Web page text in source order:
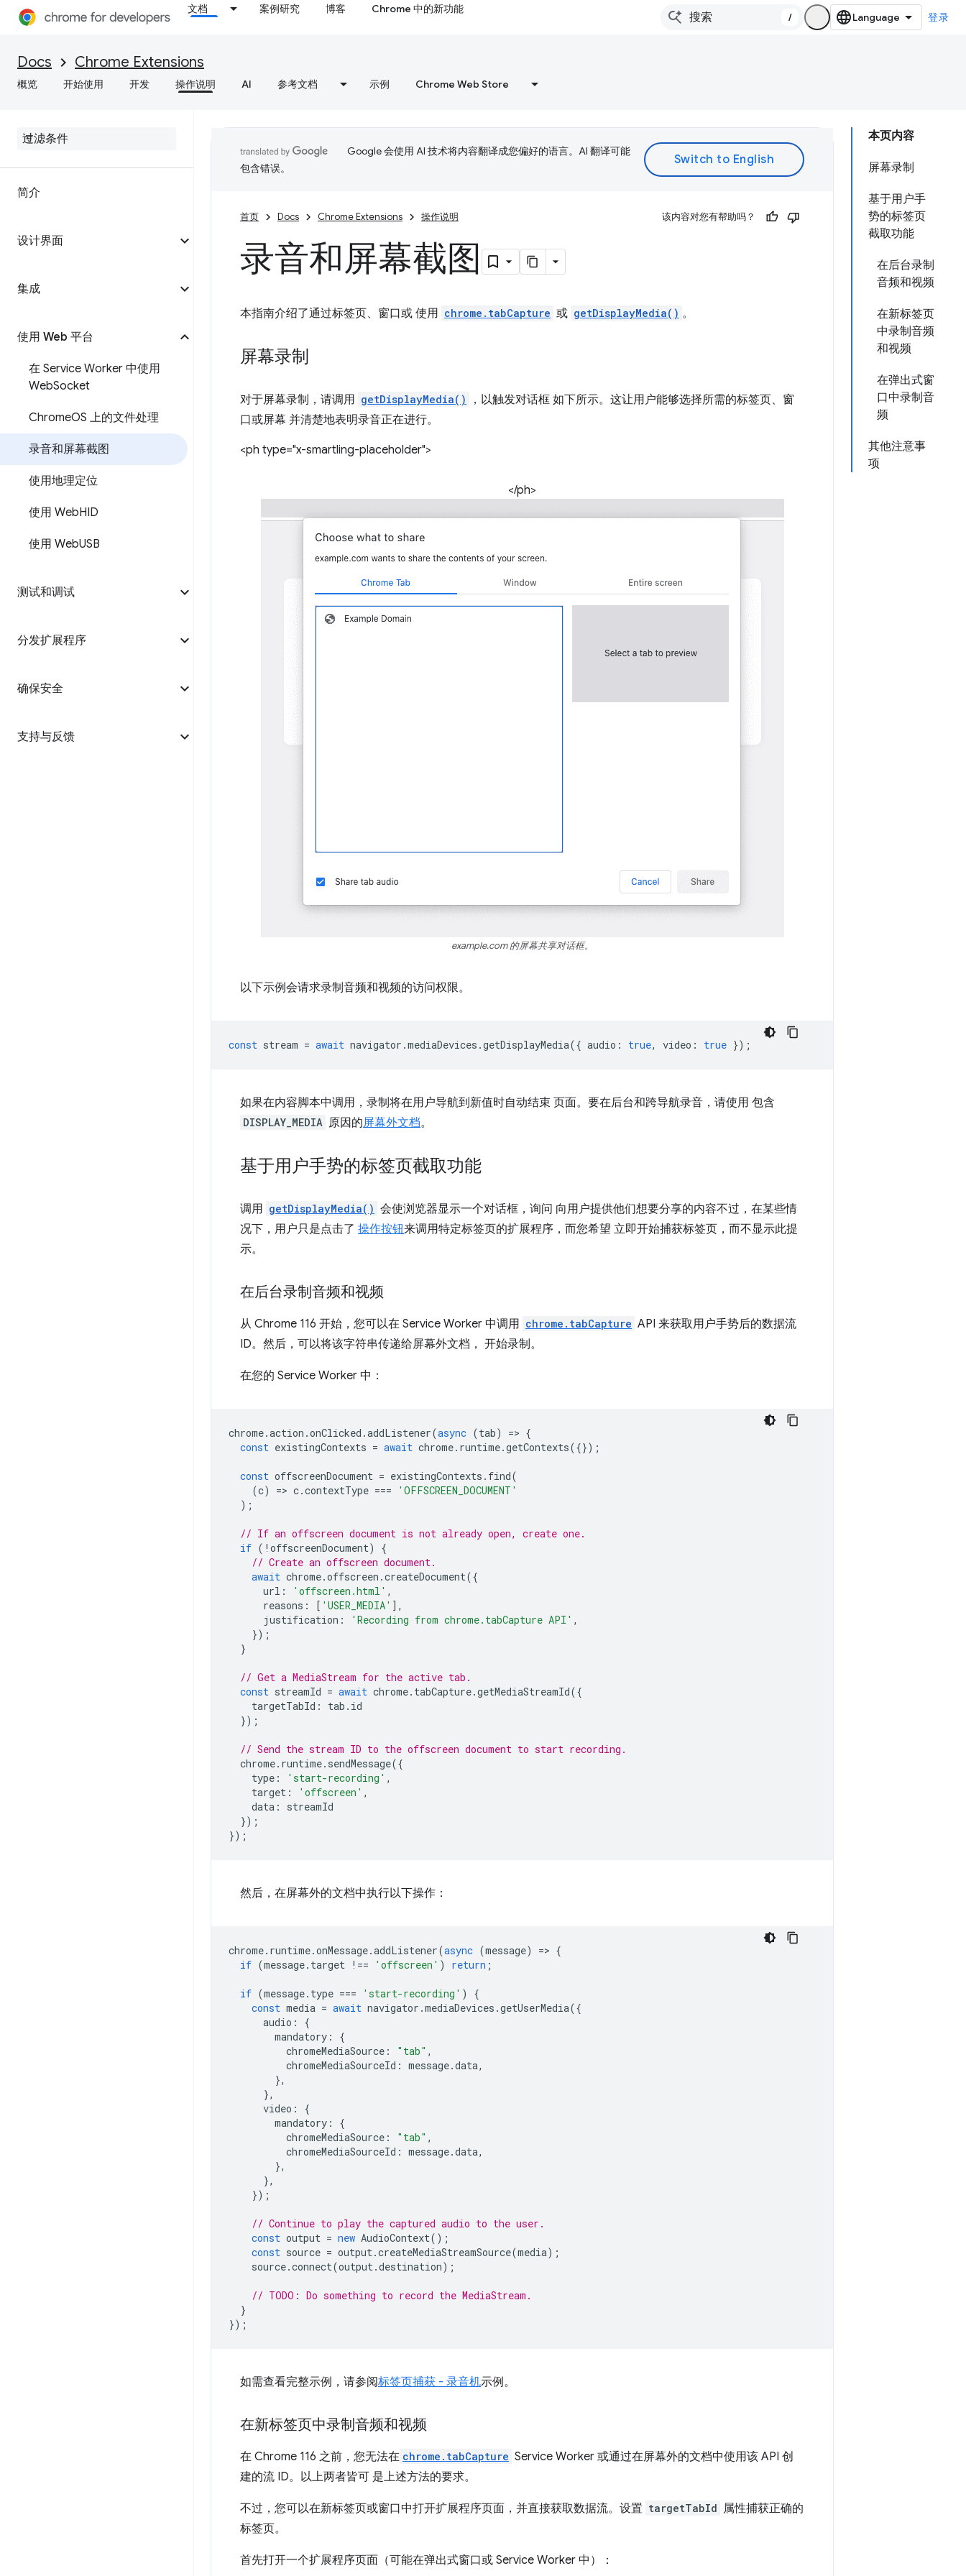
文档 案例研究 博客 Chrome 中的新功能
/ 登录
Docs Chrome Extensions
概览 开始使用 开发 操作说明 AI 参考文档 示例 Chrome Web Store
简介
设计界面
集成
使用 Web 平台
在 Service Worker 中使用
WebSocket
ChromeOS 上的文件处理
录音和屏幕截图
使用地理定位
使用 WebHID
使用 WebUSB
测试和调试
分发扩展程序
确保安全
支持与反馈
本页内容
屏幕录制
基于用户手
势的标签页
截取功能
在后台录制
音频和视频
在新标签页
中录制音频
和视频
在弹出式窗
口中录制音
频
其他注意事
项
Google 会使用 AI 技术将内容翻译成您偏好的语言。AI 翻译可能
包含错误。
首页 Docs Chrome Extensions 操作说明 该内容对您有帮助吗？
录音和屏幕截图
本指南介绍了通过标签页、窗口或 使用 chrome.tabCapture 或 getDisplayMedia() 。
屏幕录制
对于屏幕录制，请调用 getDisplayMedia()
，以触发对话框 如下所示。这让用户能够选择所需的标签页、窗
口或屏幕 并清楚地表明录音正在进行。
<ph type="x-smartling-placeholder">
</ph>
example.com 的屏幕共享对话框。
以下示例会请求录制音频和视频的访问权限。
const stream = await navigator .mediaDevices .getDisplayMedia({ audio : true, video : true });
如果在内容脚本中调用，录制将在用户导航到新值时自动结束 页面。要在后台和跨导航录音，请使用 包含
DISPLAY_MEDIA 原因的屏幕外文档。
基于用户手势的标签页截取功能
调用 getDisplayMedia() 会使浏览器显示一个对话框，询问 向用户提供他们想要分享的内容不过，在某些情
况下，用户只是点击了 操作按钮来调用特定标签页的扩展程序，而您希望 立即开始捕获标签页，而不显示此提
示。
在后台录制音频和视频
从 Chrome 116 开始，您可以在 Service Worker 中调用 chrome.tabCapture API 来获取用户手势后的数据流
ID。然后，可以将该字符串传递给屏幕外文档， 开始录制。
在您的 Service Worker 中：
chrome.action .onClicked .addListener(async (tab) => {
const existingContexts = await chrome. runtime.getContexts({});
const offscreenDocument = existingContexts . find(
(c) => c.contextType ===
'OFFSCREEN_DOCUMENT'
);
// If an offscreen document is not already open, create one.
if ( ! offscreenDocument)
{
// Create an offscreen document.
await chrome.offscreen .createDocument({
url : 'offscreen.html' ,
reasons : [ 'USER_MEDIA' ],
justification : 'Recording from chrome.tabCapture API' ,
});
}
// Get a MediaStream for the active tab.
const streamId = await chrome. tabCapture.getMediaStreamId({
targetTabId : tab . id
});
// Send the stream ID to the offscreen document to start recording.
chrome. runtime. sendMessage({
type : 'start-recording' ,
target : 'offscreen' ,
data :
streamId
});
});
然后，在屏幕外的文档中执行以下操作：
chrome. runtime.onMessage.addListener(async (message) => {
if (message. target !== 'offscreen' ) return ;
if (message. type === 'start-recording' )
{
const media = await navigator .mediaDevices .getUserMedia({
audio :
{
mandatory :
{
chromeMediaSource : "tab" ,
chromeMediaSourceId : message.data,
},
},
video :
{
mandatory :
{
chromeMediaSource : "tab" ,
chromeMediaSourceId : message.data,
},
},
});
// Continue to play the captured audio to the user.
const output = new AudioContext();
const source = output.createMediaStreamSource(media);
source.connect(output.destination);
// TODO: Do something to record the MediaStream.
}
});
如需查看完整示例，请参阅标签页捕获 - 录音机示例。
在新标签页中录制音频和视频
在 Chrome 116 之前，您无法在 chrome.tabCapture Service Worker 或通过在屏幕外的文档中使用该 API 创
建的流 ID。以上两者皆可 是上述方法的要求。
不过，您可以在新标签页或窗口中打开扩展程序页面，并直接获取数据流。设置 targetTabId 属性捕获正确的
标签页。
首先打开一个扩展程序页面（可能在弹出式窗口或 Service Worker 中）：